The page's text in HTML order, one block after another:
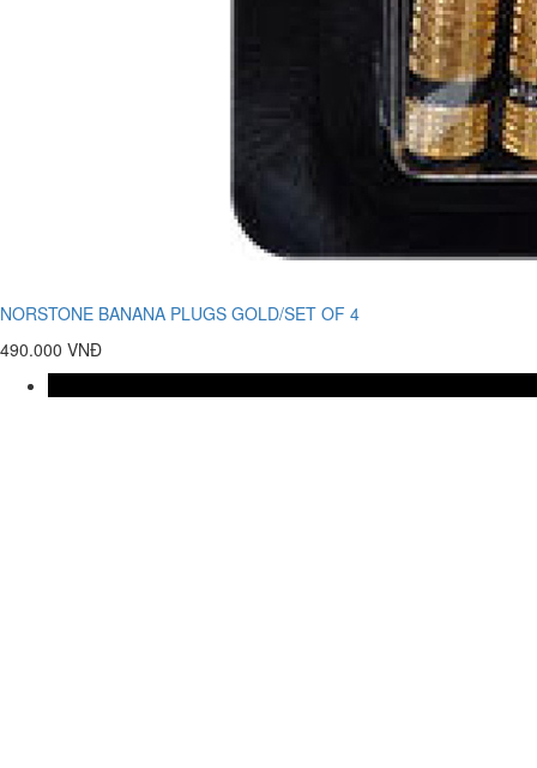
NORSTONE BANANA PLUGS GOLD/SET OF 4
490.000 VNĐ